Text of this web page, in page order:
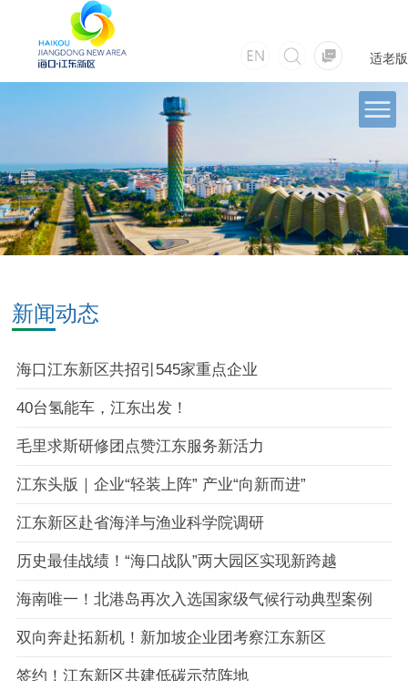
适老版
新闻动态
海口江东新区共招引545家重点企业
40台氢能车，江东出发！
毛里求斯研修团点赞江东服务新活力
江东头版｜企业“轻装上阵” 产业“向新而进”
江东新区赴省海洋与渔业科学院调研
历史最佳战绩！“海口战队”两大园区实现新跨越
海南唯一！北港岛再次入选国家级气候行动典型案例
双向奔赴拓新机！新加坡企业团考察江东新区
签约！江东新区共建低碳示范阵地